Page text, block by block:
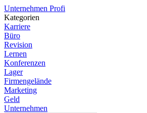
Unternehmen Profi
Kategorien
Karriere
Büro
Revision
Lernen
Konferenzen
Lager
Firmengelände
Marketing
Geld
Unternehmen